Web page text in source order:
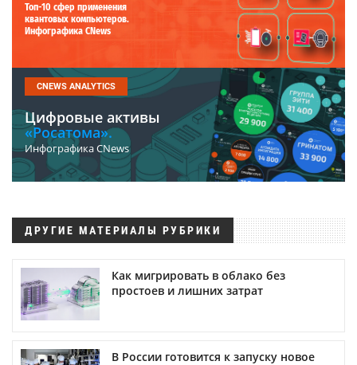
Топ-10 сфер применения
квантовых компьютеров.
Инфографика CNews
CNEWS ANALYTICS
Цифровые активы
«Росатома».
Инфографика CNews
ДРУГИЕ МАТЕРИАЛЫ РУБРИКИ
Как мигрировать в облако без
простоев и лишних затрат
В России готовится к запуску новое